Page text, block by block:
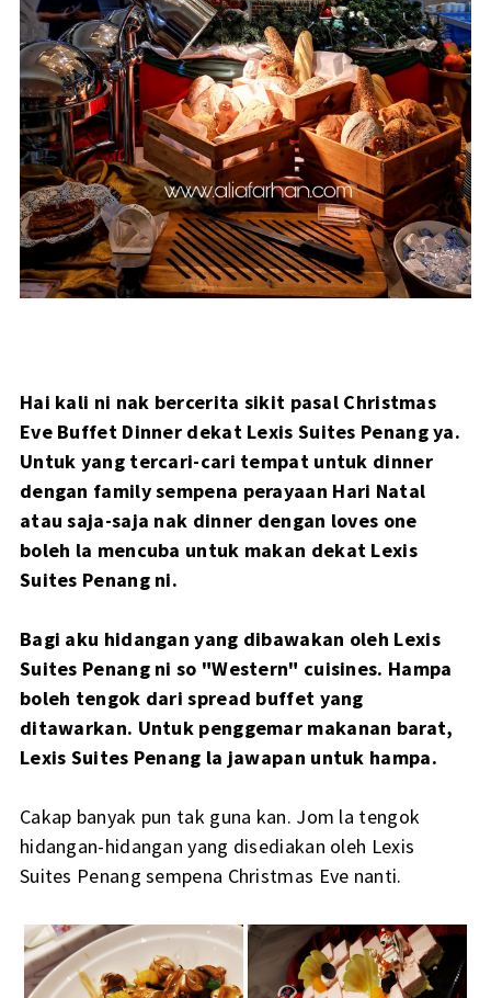
Hai kali ni nak bercerita sikit pasal Christmas
Eve Buffet Dinner dekat Lexis Suites Penang ya.
Untuk yang tercari-cari tempat untuk dinner
dengan family sempena perayaan Hari Natal
atau saja-saja nak dinner dengan loves one
boleh la mencuba untuk makan dekat Lexis
Suites Penang ni.
Bagi aku hidangan yang dibawakan oleh Lexis
Suites Penang ni so "Western" cuisines. Hampa
boleh tengok dari spread buffet yang
ditawarkan. Untuk penggemar makanan barat,
Lexis Suites Penang la jawapan untuk hampa.
Cakap banyak pun tak guna kan. Jom la tengok
hidangan-hidangan yang disediakan oleh Lexis
Suites Penang sempena Christmas Eve nanti.